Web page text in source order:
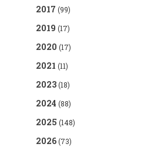
2017 (99)
2019 (17)
2020 (17)
2021 (11)
2023(18)
2024 (88)
2025 (148)
2026(73)